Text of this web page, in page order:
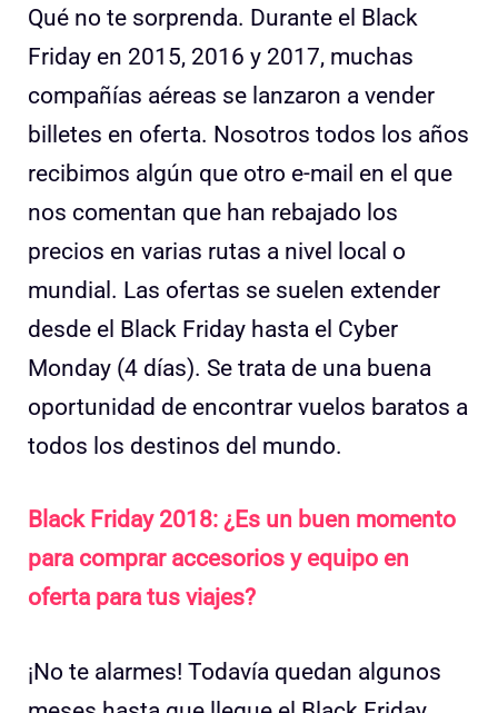
Qué no te sorprenda. Durante el Black
Friday en 2015, 2016 y 2017, muchas
compañías aéreas se lanzaron a vender
billetes en oferta. Nosotros todos los años
recibimos algún que otro e-mail en el que
nos comentan que han rebajado los
precios en varias rutas a nivel local o
mundial. Las ofertas se suelen extender
desde el Black Friday hasta el Cyber
Monday (4 días). Se trata de una buena
oportunidad de encontrar vuelos baratos a
todos los destinos del mundo.
Black Friday 2018: ¿Es un buen momento
para comprar accesorios y equipo en
oferta para tus viajes?
¡No te alarmes! Todavía quedan algunos